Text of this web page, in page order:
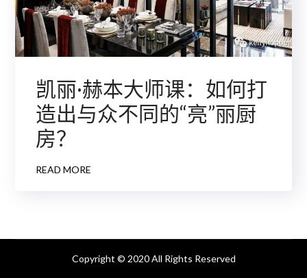
凯丽·赫本大师课：如何打
造出与众不同的“亮”丽厨
房？
READ MORE
Copyright © 2020 All Rights Reserved